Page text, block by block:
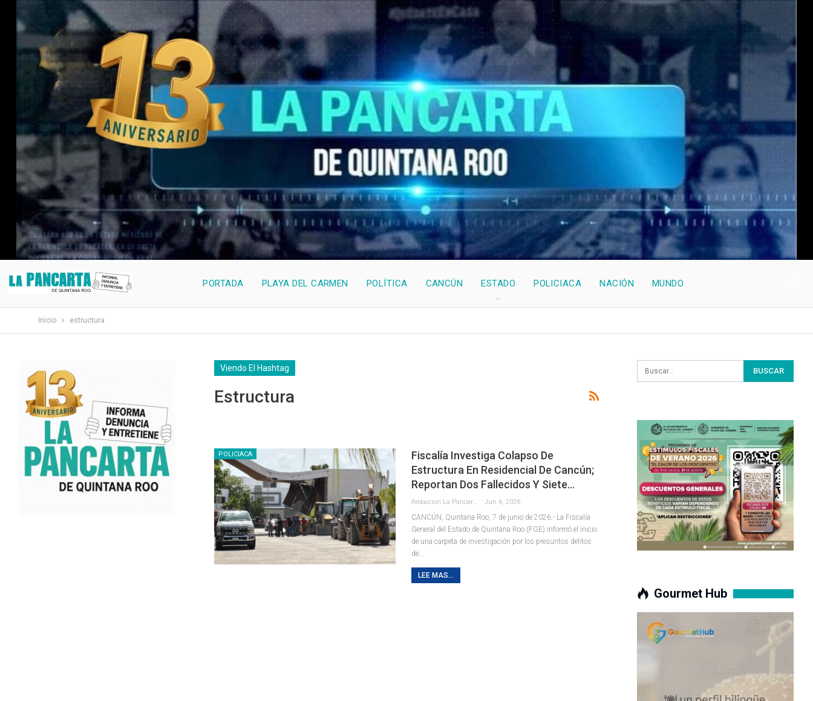
PORTADA PLAYA DEL CARMEN POLÍTICA CANCÚN ESTADO POLICIACA NACIÓN MUNDO
Inicio estructura
Viendo El Hashtag
Estructura
POLICIACA
Fiscalía Investiga Colapso De
Estructura En Residencial De Cancún;
Reportan Dos Fallecidos Y Siete…
Jun 6, 2026
CANCÚN, Quintana Roo, 7 de junio de 2026.- La Fiscalía
General del Estado de Quintana Roo (FGE) informó el inicio
de una carpeta de investigación por los presuntos delitos
de
LEE MAS...
Gourmet Hub